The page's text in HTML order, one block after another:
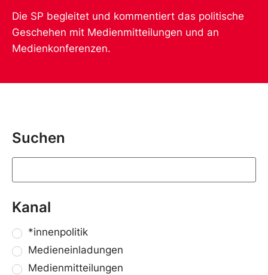
Die SP begleitet und kommentiert das politische
Geschehen mit Medienmitteilungen und an
Medienkonferenzen.
Suchen
Kanal
*innenpolitik
Medieneinladungen
Medienmitteilungen